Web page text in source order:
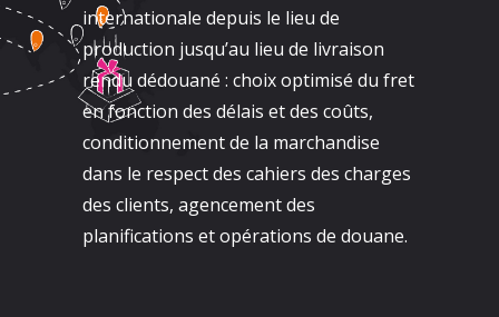
internationale depuis le lieu de
production jusqu’au lieu de livraison
rendu dédouané : choix optimisé du fret
en fonction des délais et des coûts,
conditionnement de la marchandise
dans le respect des cahiers des charges
des clients, agencement des
planifications et opérations de douane.